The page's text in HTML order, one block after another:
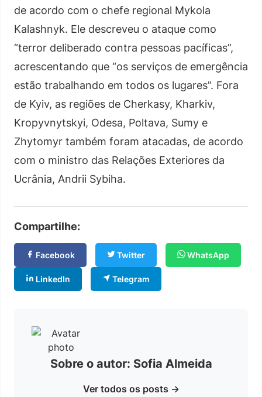
de acordo com o chefe regional Mykola
Kalashnyk. Ele descreveu o ataque como
“terror deliberado contra pessoas pacíficas”,
acrescentando que “os serviços de emergência
estão trabalhando em todos os lugares”. Fora
de Kyiv, as regiões de Cherkasy, Kharkiv,
Kropyvnytskyi, Odesa, Poltava, Sumy e
Zhytomyr também foram atacadas, de acordo
com o ministro das Relações Exteriores da
Ucrânia, Andrii Sybiha.
Compartilhe:
Facebook Twitter WhatsApp
LinkedIn Telegram
Sobre o autor: Sofia Almeida
Ver todos os posts →